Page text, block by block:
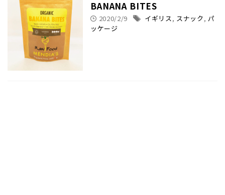
BANANA BITES
2020/2/9 イギリス, スナック, パ
ッケージ